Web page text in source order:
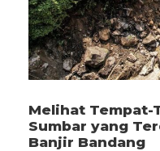
Melihat Tempat-
Sumbar yang
Banjir Bandang